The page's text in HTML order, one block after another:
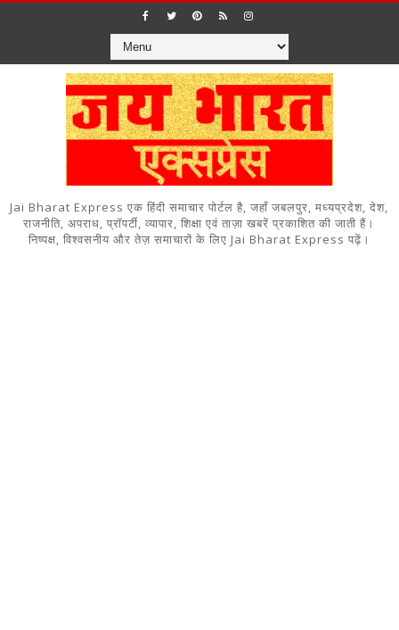
Jai Bharat Express एक हिंदी समाचार पोर्टल है, जहाँ जबलपुर, मध्यप्रदेश, देश,
राजनीति, अपराध, प्रॉपर्टी, व्यापार, शिक्षा एवं ताज़ा खबरें प्रकाशित की जाती हैं।
निष्पक्ष, विश्वसनीय और तेज़ समाचारों के लिए Jai Bharat Express पढ़ें।